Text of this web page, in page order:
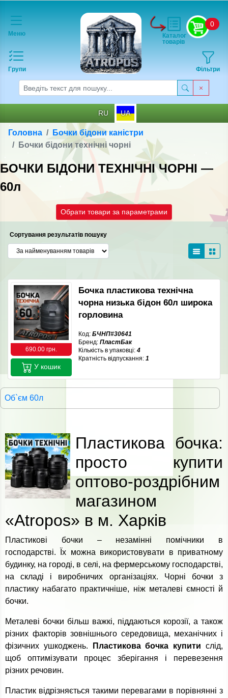
Меню
Групи
0
Фільтри
Каталог
товарів
RU UA
Головна
Бочки бідони каністри
Бочки бідони технічні чорні
БОЧКИ БІДОНИ ТЕХНІЧНІ ЧОРНІ —
60л
Обрати товари за параметрами
Сортування результатів пошуку
690.00 грн.
Бочка пластикова технічна
чорна низька бідон 60л широка
горловина
Код: БЧНП#30641
Бренд: ПластБак
Кількість в упаковці: 4
Кратність відпускання: 1
У кошик
Об`єм 60л
Пластикова бочка:
просто купити
оптово-роздрібним
магазином
«Atropos» в м. Харків
Пластикові бочки – незамінні помічники в
господарстві. Їх можна використовувати в приватному
будинку, на городі, в селі, на фермерському господарстві,
на складі і виробничих організаціях. Чорні бочки з
пластику набагато практичніше, ніж металеві ємності й
бочки.
Металеві бочки більш важкі, піддаються корозії, а також
різних факторів зовнішнього середовища, механічних і
фізичних ушкоджень.
Пластикова бочка купити слід,
щоб оптимізувати процес зберігання і перевезення
різних речовин.
Пластик відрізняється такими перевагами в порівнянні з